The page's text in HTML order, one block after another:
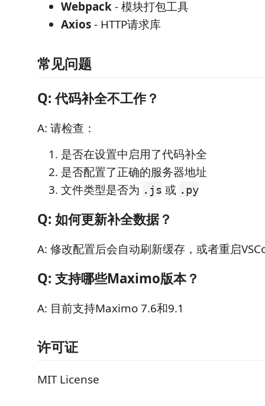
Webpack- 模块打包工具
Axios- HTTP请求库
常见问题
Q: 代码补全不工作？
A: 请检查：
是否在设置中启用了代码补全
是否配置了正确的服务器地址
文件类型是否为 .js 或 .py
Q: 如何更新补全数据？
A: 修改配置后会自动刷新缓存，或者重启
Q: 支持哪些Maximo版本？
A: 目前支持Maximo 7.6和9.1
许可证
MIT License